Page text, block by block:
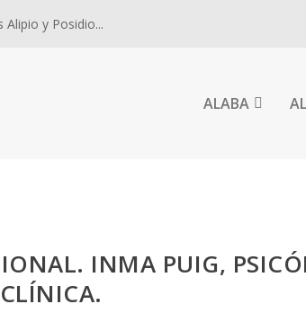
y Posidio...
ALABA
INMA PUIG,
CLÍNICA.